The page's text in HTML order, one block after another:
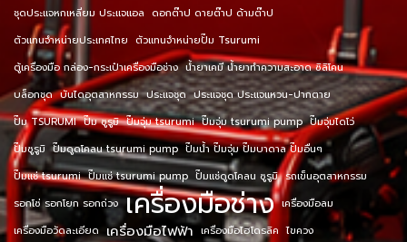
ชุดประแจหกเหลี่ยม ประแจแอล ดอกต๊าป ดายต๊าป ด้ามต๊าป
ตัวแทนจำหน่ายประเทศไทย ตัวแทนจำหน่ายปั๊ม Tsurumi
ตู้เครื่องมือ กล่อง-กระเป๋าเครื่องมือช่าง น้ำยาเคมี น้ำยาทำความสะอาด ซิลิโคน
บล็อกชุด บันไดอุตสาหกรรม ประแจชุด ประแจชุด ประแจแหวน-ปากตาย
ปั๊ม TSURUMI ปั๊ม ซูรูมิ ปั๊มจุ่ม tsurumi ปั๊มจุ่ม tsurumi pump ปั๊มจุ่มไดโว่
ปั๊มซูรูมิ ปั๊มดูดโคลน tsurumi pump ปั๊มน้ำ ปั๊มจุ่ม ปั๊มบาดาล ปั๊มอื่นๆ
ปั๊มแช่ tsurumi ปั๊มแช่ tsurumi pump ปั๊มแช่ดูดโคลน ซูรูมิ รถเข็นอุตสาหกรรม
รอกโซ่ รอกโยก รอกถ่วง เครื่องมือช่าง เครื่องมือลม
เครื่องมือวัดละเอียด เครื่องมือไฟฟ้า เครื่องมือไฮโดรลิค ไขควง